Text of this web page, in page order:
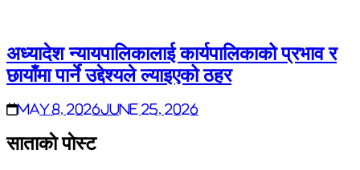
अध्यादेश न्यायपालिकालाई कार्यपालिकाको प्रभाव र
छायाँमा पार्ने उद्देश्यले ल्याइएको ठहर
May 8, 2026June 25, 2026
साताकाे पाेस्ट